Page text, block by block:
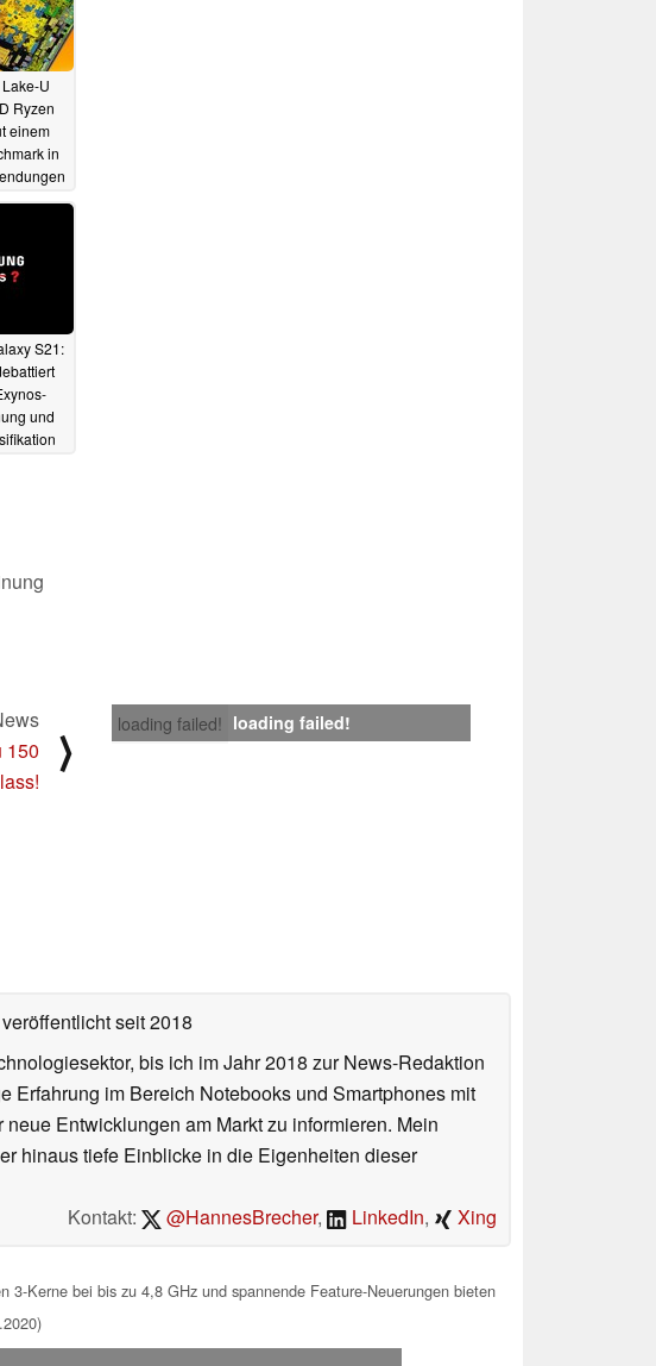
U
Ryzen
einem
in
S21:
und
loading failed! loading failed!
150
⟩
seit 2018
bis ich im Jahr 2018 zur News-Redaktion
im Bereich Notebooks und Smartphones mit
Entwicklungen am Markt zu informieren. Mein
hinaus tiefe Einblicke in die Eigenheiten dieser
Kontakt:
@HannesBrecher, LinkedIn, Xing
3-Kerne bei bis zu 4,8 GHz und spannende Feature-Neuerungen bieten